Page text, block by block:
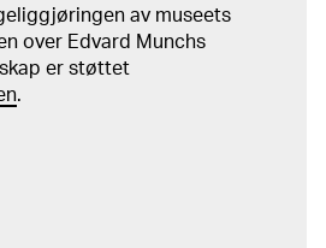
av museets
over Edvard Munchs
er støttet
.